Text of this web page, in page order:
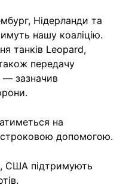
Нідерланди та
нашу коаліцію.
танків Leopard,
передачу
— зазначив
на
допомогою.
США підтримують